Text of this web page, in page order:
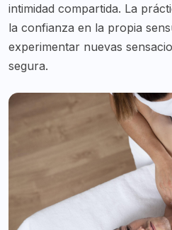
intimidad compartida. La
la confianza en la propia
experimentar nuevas
segura.